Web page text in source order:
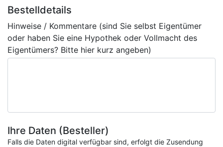
Bestelldetails
Hinweise / Kommentare (sind Sie selbst Eigentümer
oder haben Sie eine Hypothek oder Vollmacht des
Eigentümers? Bitte hier kurz angeben)
Ihre Daten (Besteller)
Falls die Daten digital verfügbar sind, erfolgt die Zusendung